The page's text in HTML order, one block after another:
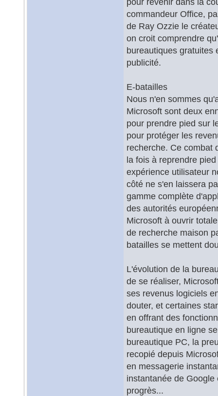
commandeur Office,
de Ray Ozzie le
on croit comprendre
bureautiques gratuites
publicité.
E-batailles
Nous n'en sommes
Microsoft sont deux
pour prendre pied sur
pour protéger les
recherche. Ce combat
la fois à reprendre
expérience utilisateur
côté ne s'en laissera
gamme complète
des autorités
Microsoft à ouvrir
de recherche maison
batailles se mettent
L'évolution de la
de se réaliser,
ses revenus logiciels
douter, et certaines
en offrant des
bureautique en ligne
bureautique PC, la
recopié depuis
en messagerie
instantanée de
progrès...